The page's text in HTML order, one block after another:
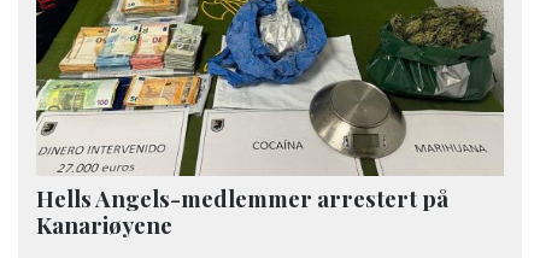
Hells Angels-medlemmer arrestert på
Kanariøyene